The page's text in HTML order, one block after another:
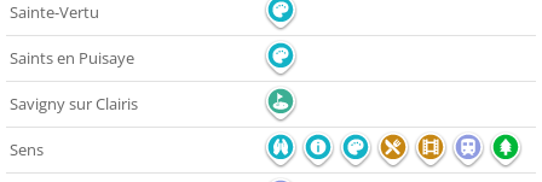
Sainte-Vertu
Saints en Puisaye
Savigny sur Clairis
Sens